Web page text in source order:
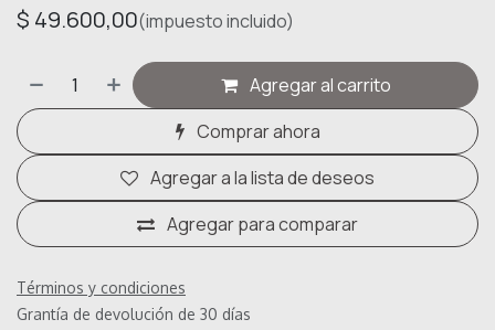
$ 49.600,00(impuesto incluido)
Agregar al carrito
Comprar ahora
Agregar para comparar
Agregar a la lista de deseos
Términos y condiciones
Grantía de devolución de 30 días